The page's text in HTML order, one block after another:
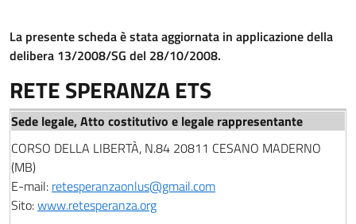
La presente scheda è stata aggiornata in applicazione della
delibera 13/2008/SG del 28/10/2008.
RETE SPERANZA ETS
CORSO DELLA LIBERTÀ, N.84 20811 CESANO MADERNO
(MB)
E-mail: retesperanzaonlus@gmail.com
Sito:www.retesperanza.org